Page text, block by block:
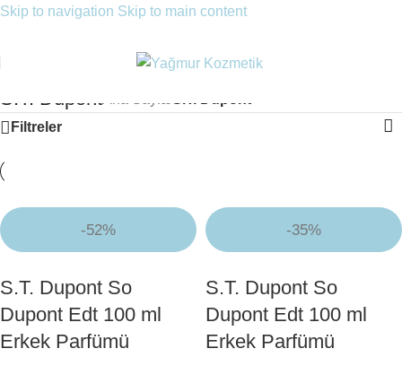
Skip to navigation Skip to main content
S.T. Dupont
Filtreler
-52%
S.T. Dupont So
Dupont Edt 100 ml
Erkek Parfümü
-35%
S.T. Dupont So
Dupont Edt 100 ml
Erkek Parfümü